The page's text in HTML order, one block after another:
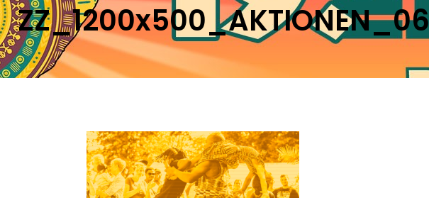
ZZ_1200x500_AKTIONEN_06